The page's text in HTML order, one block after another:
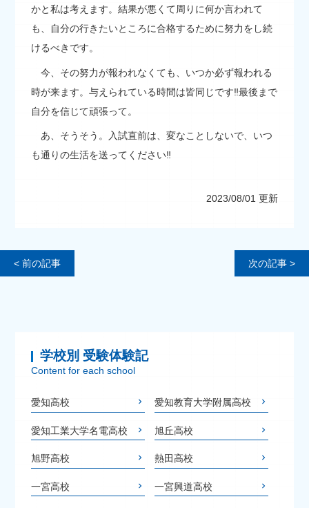
かと私は考えます。結果が悪くて周りに何か言われて
も、自分の行きたいところに合格するために努力をし続
けるべきです。
今、その努力が報われなくても、いつか必ず報われる
時が来ます。与えられている時間は皆同じです‼最後まで
自分を信じて頑張って。
あ、そうそう。入試直前は、変なことしないで、いつ
も通りの生活を送ってください‼
2023/08/01 更新
< 前の記事 次の記事 >
学校別 受験体験記
Content for each school
愛知高校 愛知教育大学附属高校
愛知工業大学名電高校 旭丘高校
旭野高校 熱田高校
一宮高校 一宮興道高校